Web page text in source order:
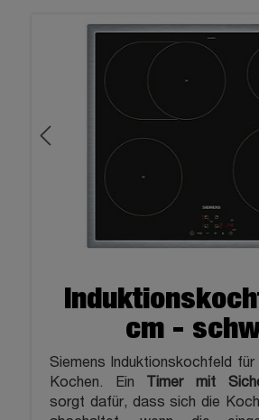
cm -
Siemens Induktionskochfeld für
Kochen. Ein
Timer mit
sorgt dafür, dass sich die